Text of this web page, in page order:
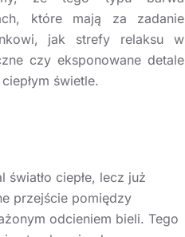
które mają za zadanie
jak strefy relaksu w
czy eksponowane detale
świetle.
światło ciepłe, lecz już
przejście pomiędzy
odcieniem bieli. Tego